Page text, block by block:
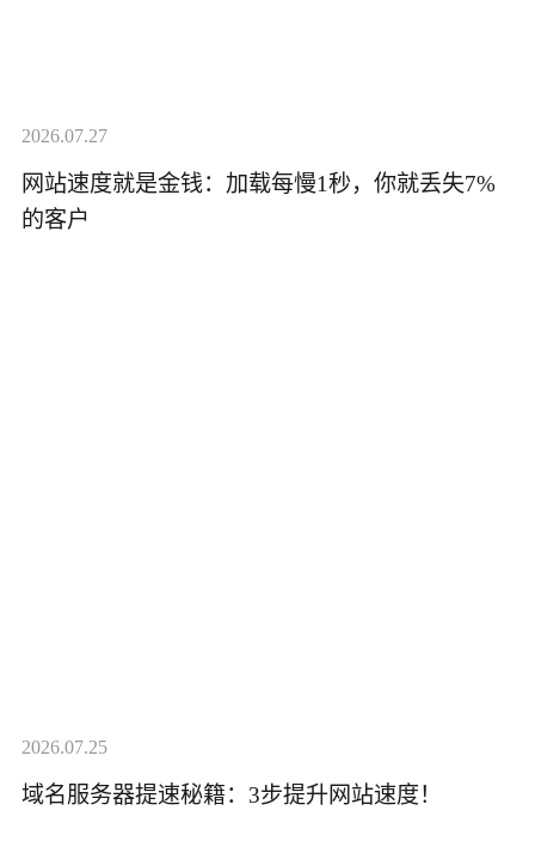
2026.07.27
网站速度就是金钱：加载每慢1秒，你就丢失7%
的客户
2026.07.25
域名服务器提速秘籍：3步提升网站速度！